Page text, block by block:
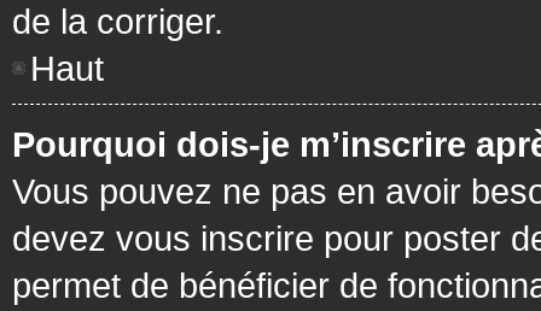
de la corriger.
Haut
Pourquoi dois-je m’inscrire
Vous pouvez ne pas en avoir
devez vous inscrire pour poster
permet de bénéficier de